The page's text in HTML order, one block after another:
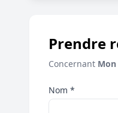
Prendre
Concernant
Nom *